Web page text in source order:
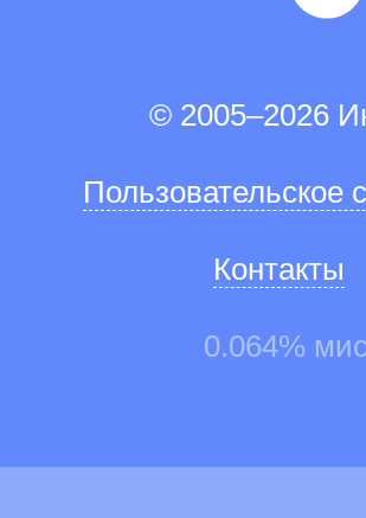
© 2005–2026
Пользовательское
Контакты
0.064%